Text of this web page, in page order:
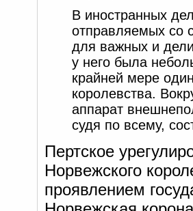
В иностранных
отправляемых со
для важных и
у него была
крайней мере
королевства.
аппарат
судя по всему,
Пертское
Норвежского
проявлением